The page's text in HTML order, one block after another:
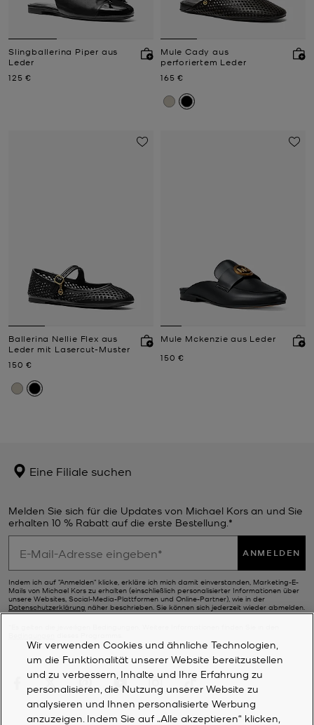
Slingballerina Piper aus
Leder
Jetzt
125 €
Mule Cady aus
perforiertem Leder
Jetzt
165 €
Ballerina Nellie Flex aus
Leder mit Lasercut-Muster
Jetzt
150 €
Mule Mckenzie aus Leder
Jetzt
150 €
Eine Filiale suchen
Melden Sie sich für die Updates von Michael Kors an und Sie
erhalten 10 % Rabatt auf die erste Bestellung.*
ANMELDEN
Indem ich auf "Anmelden" klicke, erkläre ich mich damit einverstanden, Marketing-E-
Mails von Michael Kors zu erhalten (einschließlich personalisierter Informationen über
unsere Websites, Social-Media-Plattformen und Online-Partner), wie in der
Datenschutzerklärung näher beschrieben. Sie können sich jederzeit wieder abmelden.
Wir verwenden Cookies und ähnliche Technologien,
um die Funktionalität unserer Website bereitzustellen
und zu verbessern, Inhalte und Ihre Erfahrung zu
personalisieren, die Nutzung unserer Website zu
analysieren und Ihnen personalisierte Werbung
anzuzeigen. Indem Sie auf „Alle akzeptieren“ klicken,